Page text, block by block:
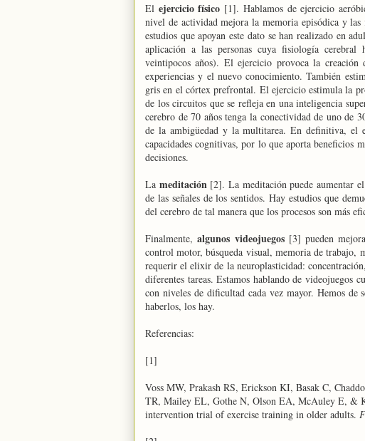
El ejercicio físico [1]. Hablamos de ejercicio
nivel de actividad mejora la memoria episódica y
estudios que apoyan este dato se han realizado en
aplicación a las personas cuya fisiología cerebral
veintipocos años). El ejercicio provoca la
experiencias y el nuevo conocimiento. También
gris en el córtex prefrontal. El ejercicio estimula la
de los circuitos que se refleja en una inteligencia
cerebro de 70 años tenga la conectividad de uno de
de la ambigüedad y la multitarea. En definitiva, el
capacidades cognitivas, por lo que aporta beneficios
decisiones.
La meditación[2]. La meditación puede aumentar
de las señales de los sentidos. Hay estudios que
del cerebro de tal manera que los procesos son más
Finalmente,algunos videojuegos [3] pueden
control motor, búsqueda visual, memoria de trabajo,
requerir el elixir de la neuroplasticidad:
diferentes tareas. Estamos hablando de videojuegos
con niveles de dificultad cada vez mayor. Hemos de
haberlos, los hay.
Referencias:
[1]
Voss MW, Prakash RS, Erickson KI, Basak C,
TR, Mailey EL, Gothe N, Olson EA, McAuley E, &
intervention trial of exercise training in older adults.